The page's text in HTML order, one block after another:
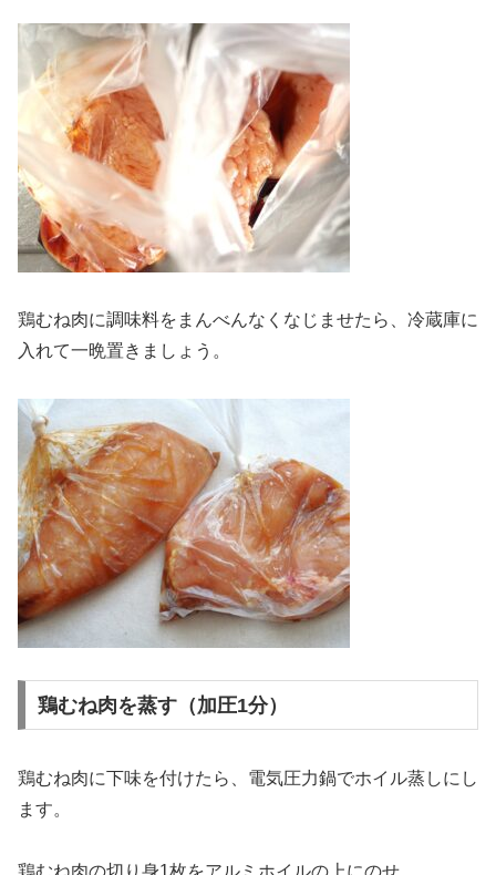
鶏むね肉に調味料をまんべんなくなじませたら、冷蔵庫に
入れて一晩置きましょう。
鶏むね肉を蒸す（加圧1分）
鶏むね肉に下味を付けたら、電気圧力鍋でホイル蒸しにし
ます。